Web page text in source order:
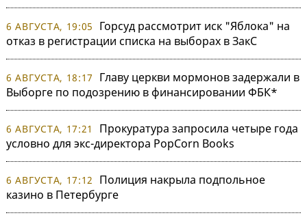
6 АВГУСТА, 19:05
Горсуд рассмотрит иск "Яблока" на
отказ в регистрации списка на выборах в ЗакС
6 АВГУСТА, 18:17
Главу церкви мормонов задержали в
Выборге по подозрению в финансировании ФБК*
6 АВГУСТА, 17:21
Прокуратура запросила четыре года
условно для экс-директора PopCorn Books
6 АВГУСТА, 17:12
Полиция накрыла подпольное
казино в Петербурге